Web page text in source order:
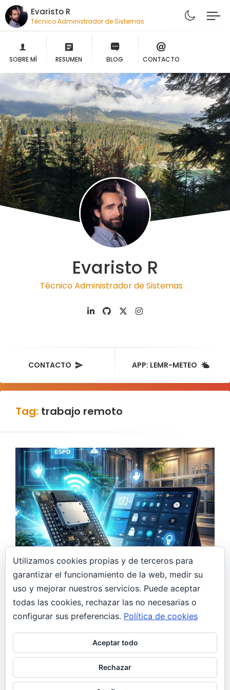
Evaristo R
Técnico Administrador de Sistemas
SOBRE MÍ RESUMEN BLOG CONTACTO
Evaristo R
Técnico Administrador de Sistemas
CONTACTO APP: LEMR-METEO
Tag: trabajo remoto
7 abril, 2026
Monitor de CO₂ DIY con ESP32 y Home
Assistant: controla la calidad del aire en
casa
De regalo navideño a proyecto DIY Estas
Navidades, mi hermana se pidió un monitor de
CO₂. Yo, hasta ese momento,…
Utilizamos cookies propias y de terceros para
garantizar el funcionamiento de la web, medir su
uso y mejorar nuestros servicios. Puede aceptar
todas las cookies, rechazar las no necesarias o
configurar sus preferencias. Política de cookies
Aceptar todo
Rechazar